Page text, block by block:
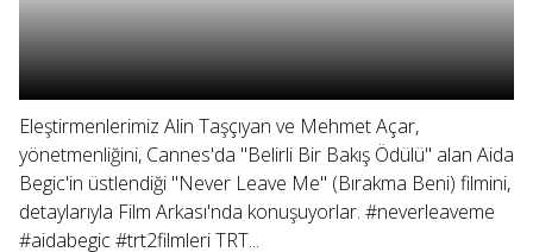
Eleştirmenlerimiz Alin Taşçıyan ve Mehmet Açar,
yönetmenliğini, Cannes'da "Belirli Bir Bakış Ödülü" alan Aida
Begic'in üstlendiği "Never Leave Me" (Bırakma Beni) filmini,
detaylarıyla Film Arkası'nda konuşuyorlar. #neverleaveme
#aidabegic #trt2filmleri TRT...